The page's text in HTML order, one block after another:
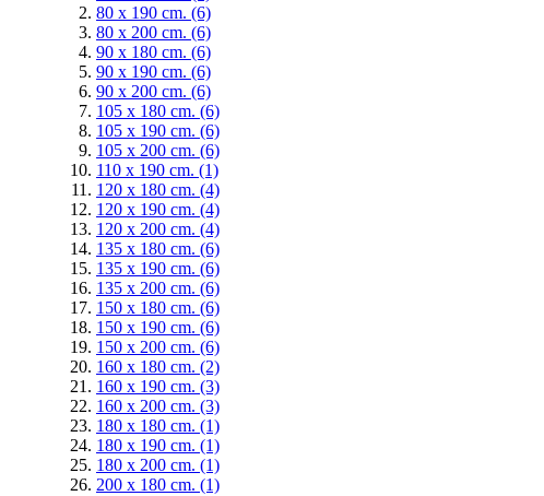
80 x 190 cm. (6)
80 x 200 cm. (6)
90 x 180 cm. (6)
90 x 190 cm. (6)
90 x 200 cm. (6)
105 x 180 cm. (6)
105 x 190 cm. (6)
105 x 200 cm. (6)
110 x 190 cm. (1)
120 x 180 cm. (4)
120 x 190 cm. (4)
120 x 200 cm. (4)
135 x 180 cm. (6)
135 x 190 cm. (6)
135 x 200 cm. (6)
150 x 180 cm. (6)
150 x 190 cm. (6)
150 x 200 cm. (6)
160 x 180 cm. (2)
160 x 190 cm. (3)
160 x 200 cm. (3)
180 x 180 cm. (1)
180 x 190 cm. (1)
180 x 200 cm. (1)
200 x 180 cm. (1)